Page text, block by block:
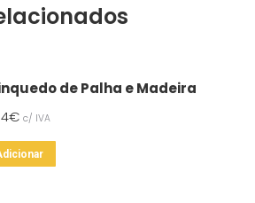
de Palha e Madeira
€ c/ IVA